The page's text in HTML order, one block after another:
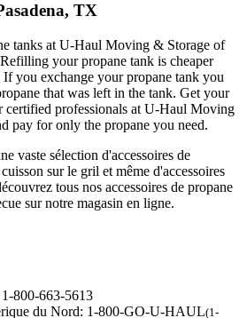
TX
tanks at U-Haul Moving & Storage of
your propane tank is cheaper
If you exchange your propane tank you
that was left in the tank. Get your
certified professionals at U-Haul Moving
pay for only the propane you need.
vaste sélection d'accessoires de
sur le gril et même d'accessoires
tous nos accessoires de propane
sur notre magasin en ligne.
800-663-5613
du Nord: 1-800-GO-U-HAUL(1-